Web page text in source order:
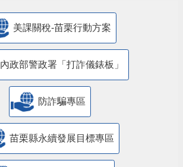
美課關稅-苗栗行動方案
內政部警政署「打詐儀錶板」
防詐騙專區
苗栗縣永續發展目標專區